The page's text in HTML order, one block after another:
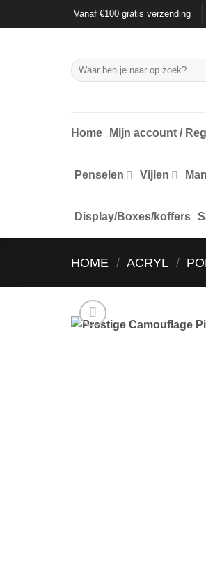
naar
Vanaf €100 gratis verzending
Zoeken
naar:
Home Mijn account /
Penselen Vijlen
Display/Boxes/koffers
HOME / ACRYL /